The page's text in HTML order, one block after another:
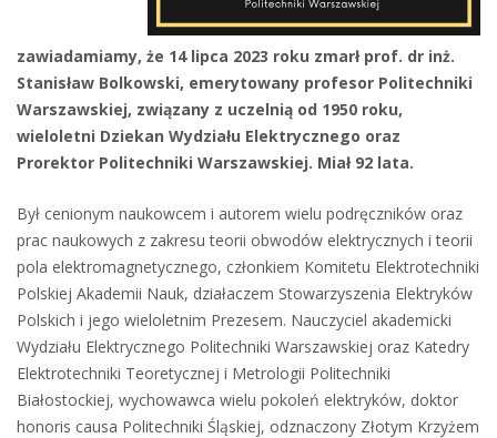
zawiadamiamy, że 14 lipca 2023 roku zmarł prof. dr inż.
Stanisław Bolkowski, emerytowany profesor Politechniki
Warszawskiej, związany z uczelnią od 1950 roku,
wieloletni Dziekan Wydziału Elektrycznego oraz
Prorektor Politechniki Warszawskiej. Miał 92 lata.
Był cenionym naukowcem i autorem wielu podręczników oraz
prac naukowych z zakresu teorii obwodów elektrycznych i teorii
pola elektromagnetycznego, członkiem Komitetu Elektrotechniki
Polskiej Akademii Nauk, działaczem Stowarzyszenia Elektryków
Polskich i jego wieloletnim Prezesem. Nauczyciel akademicki
Wydziału Elektrycznego Politechniki Warszawskiej oraz Katedry
Elektrotechniki Teoretycznej i Metrologii Politechniki
Białostockiej, wychowawca wielu pokoleń elektryków, doktor
honoris causa Politechniki Śląskiej, odznaczony Złotym Krzyżem